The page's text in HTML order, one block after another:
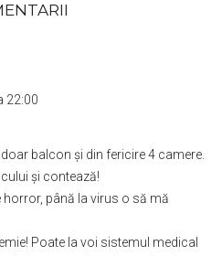
22:00
balcon și din fericire 4 camere.
și contează!
până la virus o să mă
Poate la voi sistemul medical